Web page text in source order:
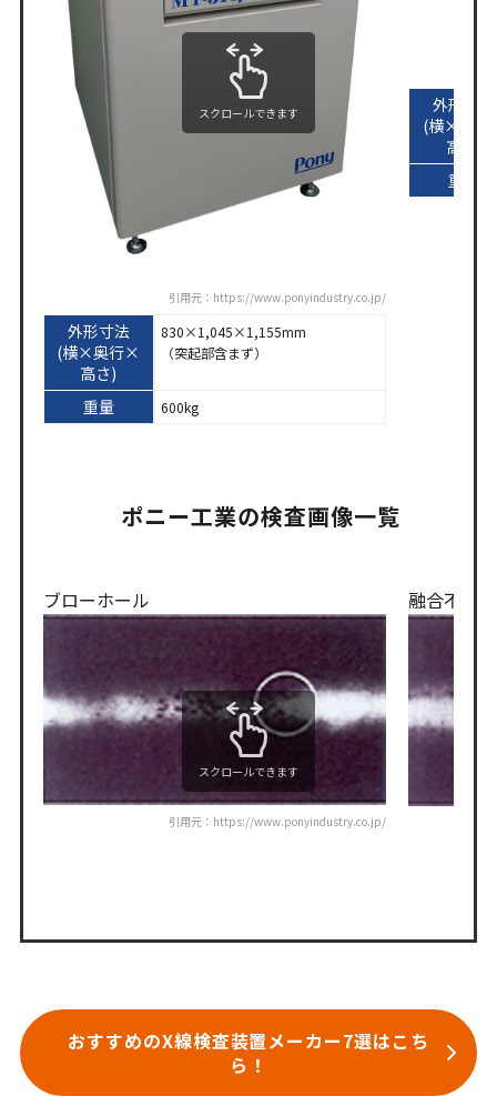
引用元：https://www.ponyindustry.co.jp/
外形寸法
(横×奥行×
高さ)
830×1,045×1,155mm
（突起部含まず）
重量 600kg
外形寸法
(横×奥
高さ)
重量
スクロールできます
ポニー工業の検査画像一覧
ブローホール
引用元：https://www.ponyindustry.co.jp/
融合不良
スクロールできます
おすすめのX線検査装置メーカー7選はこち
ら！